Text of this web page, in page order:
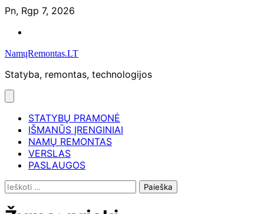
Skip
content
Pn, Rgp 7, 2026
NamųRemontas.LT
Statyba, remontas, technologijos
STATYBŲ PRAMONĖ
IŠMANŪS ĮRENGINIAI
NAMŲ REMONTAS
VERSLAS
PASLAUGOS
Ieškoti: